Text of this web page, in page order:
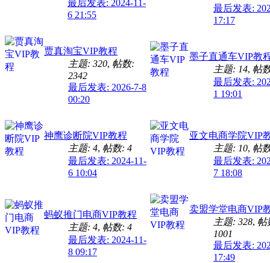
最后发表: 2024-11-
6 21:55
最后发表:
17:17
贾真淘宝VIP教程
主题: 320, 帖数:
2342
最后发表: 2026-7-8
00:20
墨子直通车VIP教
主题: 14, 帖
最后发表:
1 19:01
神鹰诊断院VIP教程
主题: 4, 帖数: 4
最后发表: 2024-11-
6 10:04
亚文电商学院VIP
主题: 10, 帖
最后发表:
7 18:08
蚂蚁推门电商VIP教程
主题: 4, 帖数: 4
最后发表: 2024-11-
8 09:17
卖盟学堂电商VIP
主题: 328, 帖
1001
最后发表:
17:49